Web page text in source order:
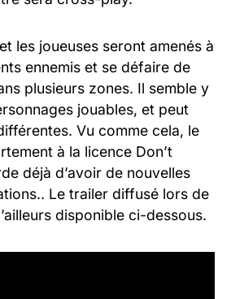
les joueuses seront amenés à
ennemis et se défaire de
plusieurs zones. Il semble y
jouables, et peut
Vu comme cela, le
à la licence Don’t
déjà d’avoir de nouvelles
Le trailer diffusé lors de
disponible ci-dessous.